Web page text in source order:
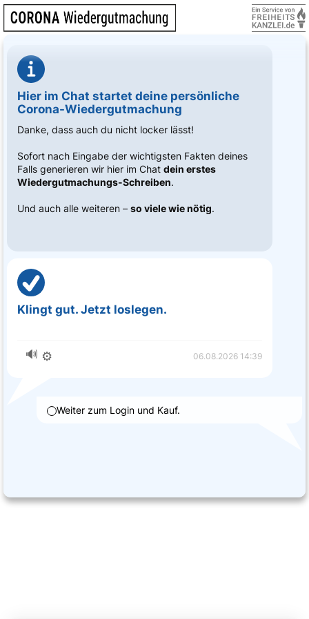
Hier im Chat startet deine persönliche
Corona-Wiedergutmachung
Danke, dass auch du nicht locker lässt!
Sofort nach Eingabe der wichtigsten Fakten deines
Falls generieren wir hier im Chat dein erstes
Wiedergutmachungs-Schreiben.
Und auch alle weiteren – so viele wie nötig.
Klingt gut. Jetzt loslegen.
🔊 ⚙️ 06.08.2026 14:39
Weiter zum Login und Kauf.